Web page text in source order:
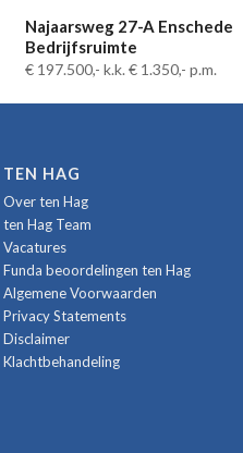
Najaarsweg 27-A Enschede
Bedrijfsruimte
€ 197.500,- k.k. € 1.350,- p.m.
TEN HAG
Over ten Hag
ten Hag Team
Vacatures
Funda beoordelingen ten Hag
Algemene Voorwaarden
Privacy Statements
Disclaimer
Klachtbehandeling